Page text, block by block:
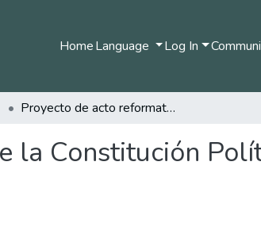
HomeLanguage Log In
Proyecto de acto reformatorio de la Constitución Política de Colombia - 8 de marzo de 1991
la Constitución